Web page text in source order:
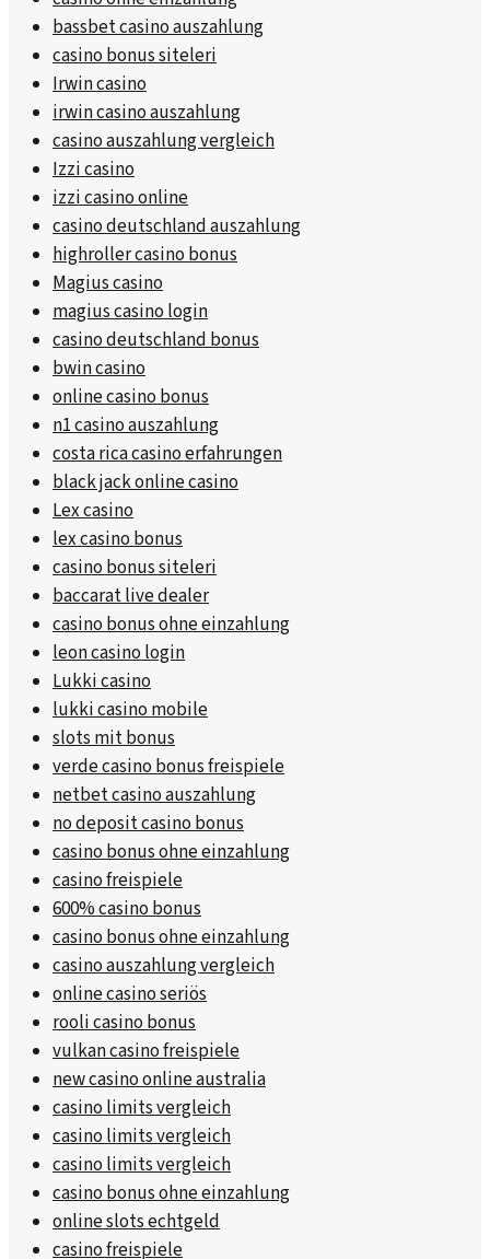
bassbet casino auszahlung
casino bonus siteleri
Irwin casino
irwin casino auszahlung
casino auszahlung vergleich
Izzi casino
izzi casino online
casino deutschland auszahlung
highroller casino bonus
Magius casino
magius casino login
casino deutschland bonus
bwin casino
online casino bonus
n1 casino auszahlung
costa rica casino erfahrungen
black jack online casino
Lex casino
lex casino bonus
casino bonus siteleri
baccarat live dealer
casino bonus ohne einzahlung
leon casino login
Lukki casino
lukki casino mobile
slots mit bonus
verde casino bonus freispiele
netbet casino auszahlung
no deposit casino bonus
casino bonus ohne einzahlung
casino freispiele
600% casino bonus
casino bonus ohne einzahlung
casino auszahlung vergleich
online casino seriös
rooli casino bonus
vulkan casino freispiele
new casino online australia
casino limits vergleich
casino limits vergleich
casino limits vergleich
casino bonus ohne einzahlung
online slots echtgeld
casino freispiele